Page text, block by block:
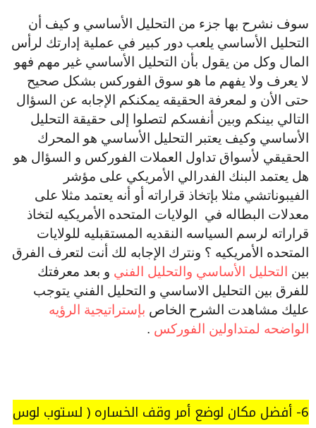
سوف نشرح بها جزء من التحليل الأساسي و كيف أن
التحليل الأساسي يلعب دور كبير في عملية إدارتك لرأس
المال وكل من يقول بأن التحليل الأساسي غير مهم فهو
لا يعرف ولا يفهم ما هو سوق الفوركس بشكل صحيح
حتى الأن و لمعرفة الحقيقه يمكنكم الإجابه عن السؤال
التالي بينكم وبين أنفسكم لتصلوا إلى حقيقة التحليل
الأساسي وكيف يعتبر التحليل الأساسي هو المحرك
الحقيقي لأسواق تداول العملات الفوركس و السؤال هو
هل يعتمد البنك الفدرالي الأمريكي على مؤشر
الفيبوناتشي مثلا بإتخاذ قراراته أو أنه يعتمد مثلا على
معدلات البطاله في الولايات المتحده الأمريكيه لتخاذ
قراراته لرسم السياسه النقديه المستقبليه للولايات
المتحده الأمريكيه ؟ ونترك الإجابه لك أنت لتعرف الفرق
بين
التحليل الأساسي والتحليل الفني و بعد معرفتك
للفرق بين التحليل الاساسي و التحليل الفني يتوجب
عليك مشاهدت الشرح الخاص بإستراتيجية الرؤيه
الواضحه لمتداولين الفوركس .
6- أفضل مكان لوضع أمر وقف الخساره ( لستوب لوس